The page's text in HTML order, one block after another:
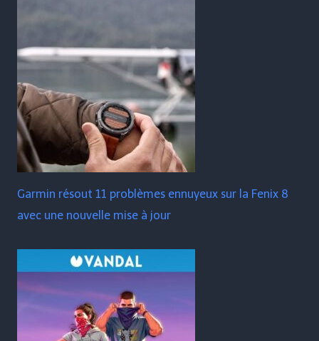
Garmin résout 11 problèmes ennuyeux sur la Fenix ​​​​8
avec une nouvelle mise à jour